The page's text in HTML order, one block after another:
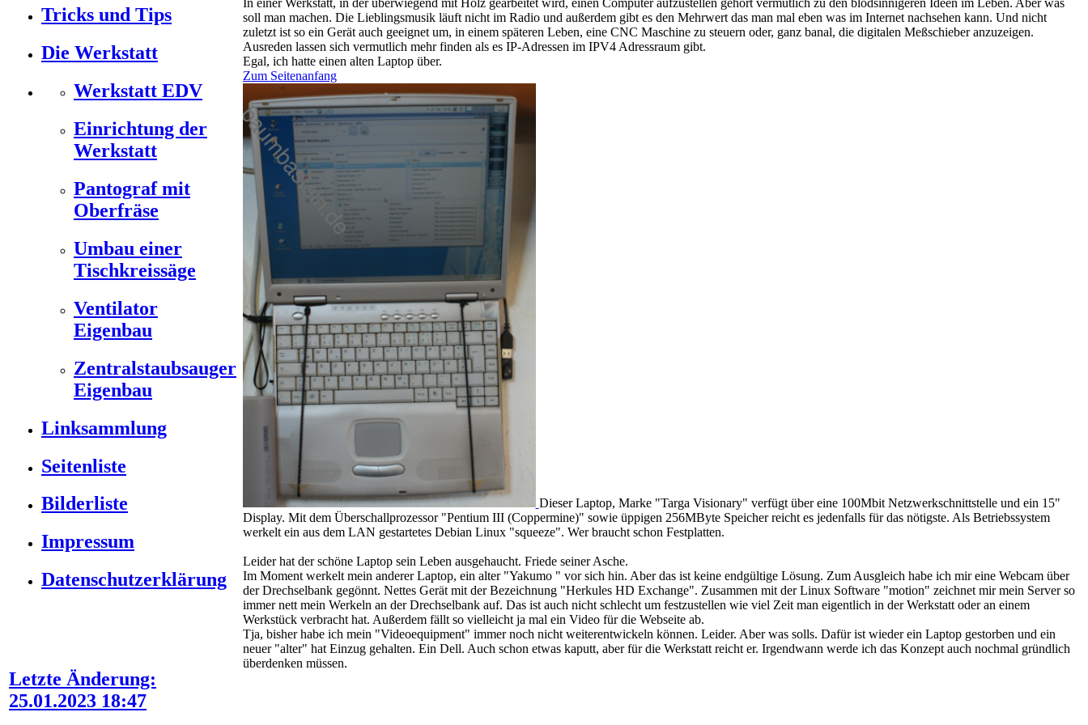
Tricks und Tips
Die Werkstatt
Werkstatt EDV
Einrichtung der
Werkstatt
Pantograf mit
Oberfräse
Umbau einer
Tischkreissäge
Ventilator
Eigenbau
Zentralstaubsauger
Eigenbau
Linksammlung
Seitenliste
Bilderliste
Impressum
Datenschutzerklärung
Letzte Änderung:
25.01.2023 18:47
soll man machen. Die Lieblingsmusik läuft nicht im Radio und außerdem gibt es den Mehrwert das man mal eben was im Internet nachsehen kann. Und nicht
zuletzt ist so ein Gerät auch geeignet um, in einem späteren Leben, eine CNC Maschine zu steuern oder, ganz banal, die digitalen Meßschieber anzuzeigen.
Ausreden lassen sich vermutlich mehr finden als es IP-Adressen im IPV4 Adressraum gibt.
Egal, ich hatte einen alten Laptop über.
Zum Seitenanfang
Dieser Laptop, Marke "Targa Visionary" verfügt über eine 100Mbit Netzwerkschnittstelle und ein 15"
Display. Mit dem Überschallprozessor "Pentium III (Coppermine)" sowie üppigen 256MByte Speicher reicht es jedenfalls für das nötigste. Als Betriebssystem
werkelt ein aus dem LAN gestartetes Debian Linux "squeeze". Wer braucht schon Festplatten.
Leider hat der schöne Laptop sein Leben ausgehaucht. Friede seiner Asche.
Im Moment werkelt mein anderer Laptop, ein alter "Yakumo " vor sich hin. Aber das ist keine endgültige Lösung. Zum Ausgleich habe ich mir eine Webcam über
der Drechselbank gegönnt. Nettes Gerät mit der Bezeichnung "Herkules HD Exchange". Zusammen mit der Linux Software "motion" zeichnet mir mein Server so
immer nett mein Werkeln an der Drechselbank auf. Das ist auch nicht schlecht um festzustellen wie viel Zeit man eigentlich in der Werkstatt oder an einem
Werkstück verbracht hat. Außerdem fällt so vielleicht ja mal ein Video für die Webseite ab.
Tja, bisher habe ich mein "Videoequipment" immer noch nicht weiterentwickeln können. Leider. Aber was solls. Dafür ist wieder ein Laptop gestorben und ein
neuer "alter" hat Einzug gehalten. Ein Dell. Auch schon etwas kaputt, aber für die Werkstatt reicht er. Irgendwann werde ich das Konzept auch nochmal gründlich
überdenken müssen.